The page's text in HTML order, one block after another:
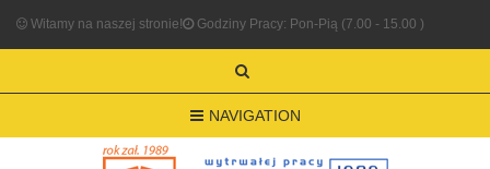
Witamy na naszej stronie! Godziny Pracy: Pon-Pią (7.00 - 15.00 )
NAVIGATION